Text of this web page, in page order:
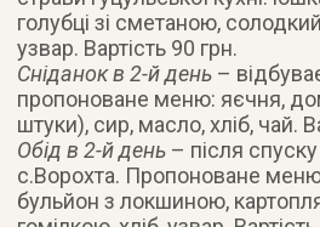
голубці зі сметаною,
узвар. Вартість 90 грн.
Сніданок в 2-й день –
пропоноване меню: яєчня,
штуки), сир, масло, хліб, чай.
Обід в 2-й день – після
с.Ворохта. Пропоноване
бульйон з локшиною,